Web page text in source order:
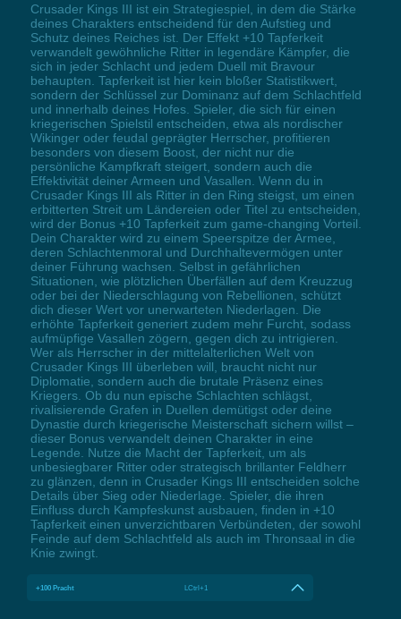
Crusader Kings III ist ein Strategiespiel, in dem die Stärke
deines Charakters entscheidend für den Aufstieg und
Schutz deines Reiches ist. Der Effekt +10 Tapferkeit
verwandelt gewöhnliche Ritter in legendäre Kämpfer, die
sich in jeder Schlacht und jedem Duell mit Bravour
behaupten. Tapferkeit ist hier kein bloßer Statistikwert,
sondern der Schlüssel zur Dominanz auf dem Schlachtfeld
und innerhalb deines Hofes. Spieler, die sich für einen
kriegerischen Spielstil entscheiden, etwa als nordischer
Wikinger oder feudal geprägter Herrscher, profitieren
besonders von diesem Boost, der nicht nur die
persönliche Kampfkraft steigert, sondern auch die
Effektivität deiner Armeen und Vasallen. Wenn du in
Crusader Kings III als Ritter in den Ring steigst, um einen
erbitterten Streit um Ländereien oder Titel zu entscheiden,
wird der Bonus +10 Tapferkeit zum game-changing Vorteil.
Dein Charakter wird zu einem Speerspitze der Armee,
deren Schlachtenmoral und Durchhaltevermögen unter
deiner Führung wachsen. Selbst in gefährlichen
Situationen, wie plötzlichen Überfällen auf dem Kreuzzug
oder bei der Niederschlagung von Rebellionen, schützt
dich dieser Wert vor unerwarteten Niederlagen. Die
erhöhte Tapferkeit generiert zudem mehr Furcht, sodass
aufmüpfige Vasallen zögern, gegen dich zu intrigieren.
Wer als Herrscher in der mittelalterlichen Welt von
Crusader Kings III überleben will, braucht nicht nur
Diplomatie, sondern auch die brutale Präsenz eines
Kriegers. Ob du nun epische Schlachten schlägst,
rivalisierende Grafen in Duellen demütigst oder deine
Dynastie durch kriegerische Meisterschaft sichern willst –
dieser Bonus verwandelt deinen Charakter in eine
Legende. Nutze die Macht der Tapferkeit, um als
unbesiegbarer Ritter oder strategisch brillanter Feldherr
zu glänzen, denn in Crusader Kings III entscheiden solche
Details über Sieg oder Niederlage. Spieler, die ihren
Einfluss durch Kampfeskunst ausbauen, finden in +10
Tapferkeit einen unverzichtbaren Verbündeten, der sowohl
Feinde auf dem Schlachtfeld als auch im Thronsaal in die
Knie zwingt.
+100 Pracht LCtrl+1